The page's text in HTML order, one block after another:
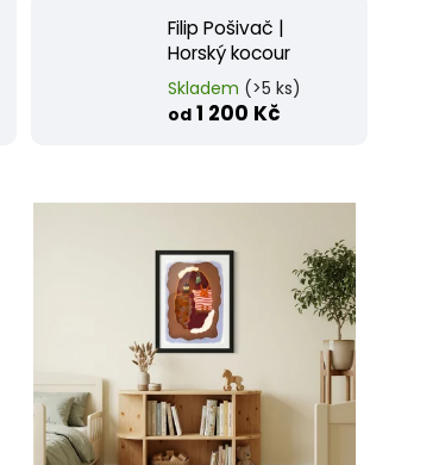
Filip Pošivač |
Horský kocour
Skladem (>5 ks)
od1 200 Kč